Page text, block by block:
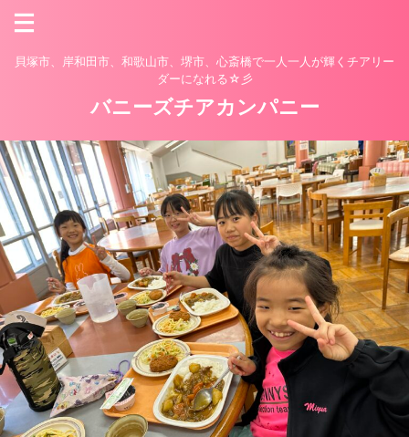
貝塚市、岸和田市、和歌山市、堺市、心斎橋で一人一人が輝くチアリー
ダーになれる☆彡
バニーズチアカンパニー